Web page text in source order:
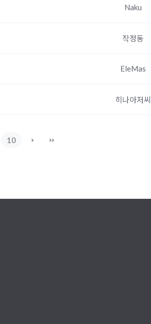
Naku
작정동
EleMas
히나아저씨
10